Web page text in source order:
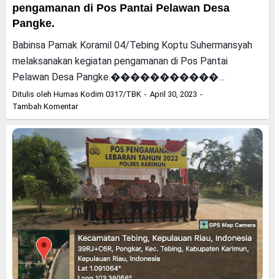
pengamanan di Pos Pantai Pelawan Desa
Pangke.
Babinsa Pamak Koramil 04/Tebing Koptu Suhermansyah
melaksanakan kegiatan pengamanan di Pos Pantai
Pelawan Desa Pangke.�����������…
Ditulis oleh Humas Kodim 0317/TBK
April 30, 2023
Tambah Komentar